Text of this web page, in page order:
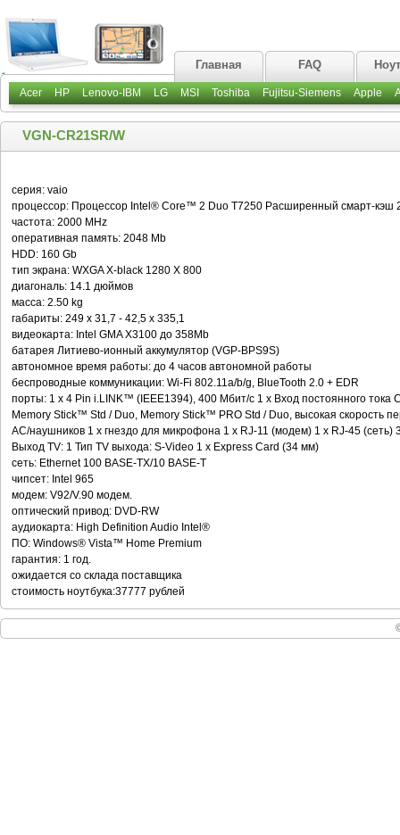
Главная FAQ
Acer HP Lenovo-IBM LG MSI Toshiba Fujitsu-Siemens Apple
VGN-CR21SR/W
серия: vaio
процессор: Процессор Intel® Core™ 2 Duo T7250 Расширенный смарт-кэш
частота: 2000 MHz
оперативная память: 2048 Mb
HDD: 160 Gb
тип экрана: WXGA X-black 1280 X 800
диагональ: 14.1 дюймов
масса: 2.50 kg
габариты: 249 x 31,7 - 42,5 x 335,1
видеокарта: Intel GMA X3100 до 358Mb
батарея Литиево-ионный аккумулятор (VGP-BPS9S)
автономное время работы: до 4 часов автономной работы
беспроводные коммуникации: Wi-Fi 802.11a/b/g, BlueTooth 2.0 + EDR
порты: 1 x 4 Pin i.LINK™ (IEEE1394), 400 Мбит/с 1 x Вход постоянного
Memory Stick™ Std / Duo, Memory Stick™ PRO Std / Duo, высокая скорость
АС/наушников 1 x гнездо для микрофона 1 x RJ-11 (модем) 1 x RJ-45 (сеть)
Выход TV: 1 Тип TV выхода: S-Video 1 x Express Card (34 мм)
сеть: Ethernet 100 BASE-TX/10 BASE-T
чипсет: Intel 965
модем: V92/V.90 модем.
оптический привод: DVD-RW
аудиокарта: High Definition Audio Intel®
ПО: Windows® Vista™ Home Premium
гарантия: 1 год.
ожидается со склада поставщика
стоимость ноутбука:37777 рублей